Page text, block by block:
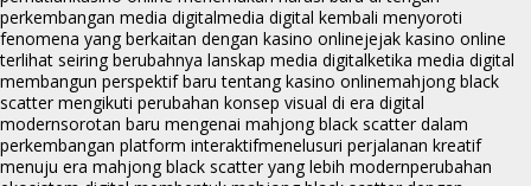
perkembangan media digitalmedia digital kembali menyoroti
fenomena yang berkaitan dengan kasino onlinejejak kasino online
terlihat seiring berubahnya lanskap media digitalketika media digital
membangun perspektif baru tentang kasino onlinemahjong black
scatter mengikuti perubahan konsep visual di era digital
modernsorotan baru mengenai mahjong black scatter dalam
perkembangan platform interaktifmenelusuri perjalanan kreatif
menuju era mahjong black scatter yang lebih modernperubahan